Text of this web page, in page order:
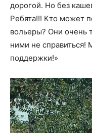
дорогой. Но без
Ребята!!! Кто может
вольеры? Они
ними не
поддержки!»